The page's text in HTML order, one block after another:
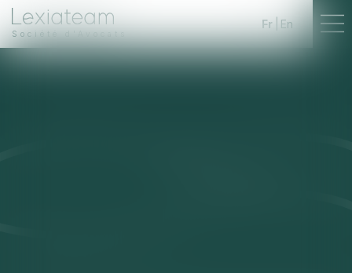
Société d'Avocats
Fr En